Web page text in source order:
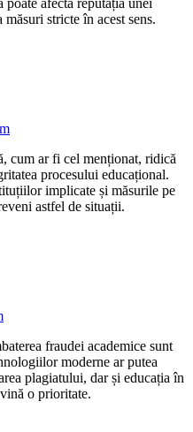
stricte în acest sens.
cum ar fi cel menționat, ridică
procesului educațional.
implicate și măsurile pe
astfel de situații.
fraudei academice sunt
moderne ar putea
plagiatului, dar și educația în
o prioritate.